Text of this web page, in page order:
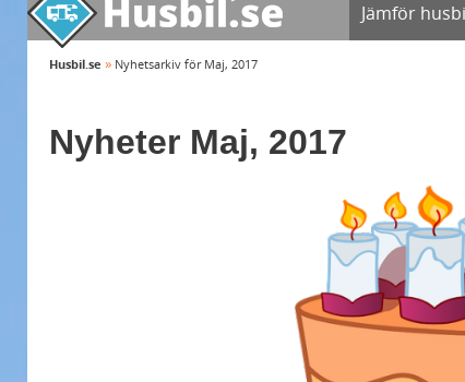
Jämför
Husbil.se » Nyhetsarkiv för Maj, 2017
Nyheter Maj, 2017